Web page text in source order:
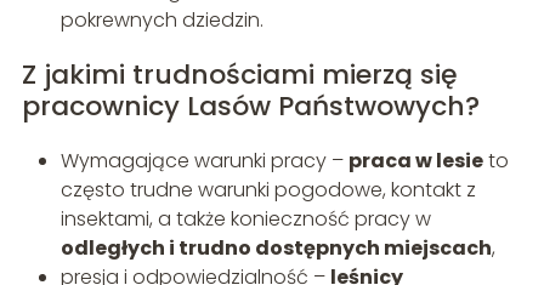
pokrewnych dziedzin.
Z jakimi trudnościami mierzą się
pracownicy Lasów Państwowych?
Wymagające warunki pracy – praca w lesieto
często trudne warunki pogodowe, kontakt z
insektami, a także konieczność pracy w
odległych i trudno dostępnych miejscach,
presja i odpowiedzialność – leśnicy